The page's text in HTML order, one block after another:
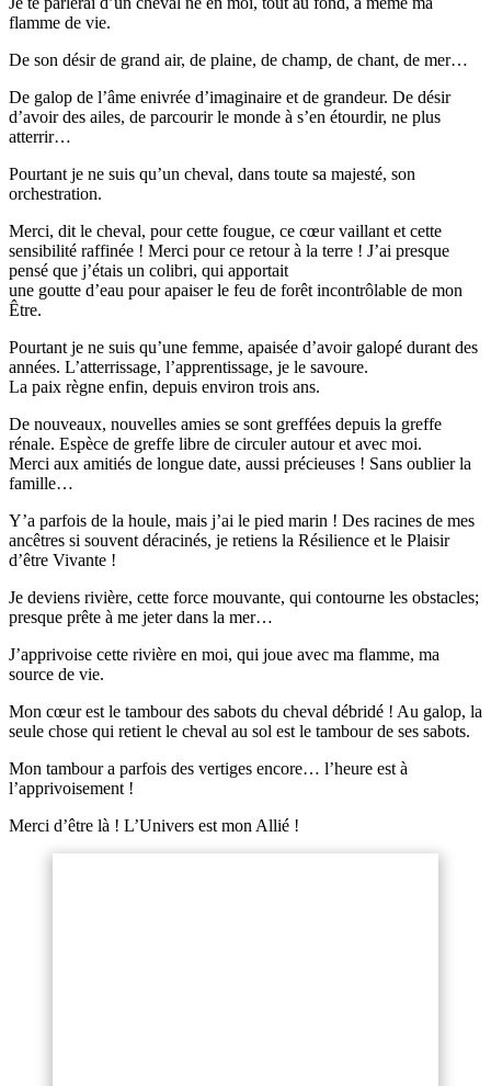
flamme de vie.
De son désir de grand air, de plaine, de champ, de chant, de mer…
De galop de l’âme enivrée d’imaginaire et de grandeur. De désir
d’avoir des ailes, de parcourir le monde à s’en étourdir, ne plus
atterrir…
Pourtant je ne suis qu’un cheval, dans toute sa majesté, son
orchestration.
Merci, dit le cheval, pour cette fougue, ce cœur vaillant et cette
sensibilité raffinée ! Merci pour ce retour à la terre ! J’ai presque
pensé que j’étais un colibri, qui apportait
une goutte d’eau pour apaiser le feu de forêt incontrôlable de mon
Être.
Pourtant je ne suis qu’une femme, apaisée d’avoir galopé durant des
années. L’atterrissage, l’apprentissage, je le savoure.
La paix règne enfin, depuis environ trois ans.
De nouveaux, nouvelles amies se sont greffées depuis la greffe
rénale. Espèce de greffe libre de circuler autour et avec moi.
Merci aux amitiés de longue date, aussi précieuses ! Sans oublier la
famille…
Y’a parfois de la houle, mais j’ai le pied marin ! Des racines de mes
ancêtres si souvent déracinés, je retiens la Résilience et le Plaisir
d’être Vivante !
Je deviens rivière, cette force mouvante, qui contourne les obstacles;
presque prête à me jeter dans la mer…
J’apprivoise cette rivière en moi, qui joue avec ma flamme, ma
source de vie.
Mon cœur est le tambour des sabots du cheval débridé ! Au galop, la
seule chose qui retient le cheval au sol est le tambour de ses sabots.
Mon tambour a parfois des vertiges encore… l’heure est à
l’apprivoisement !
Merci d’être là ! L’Univers est mon Allié !